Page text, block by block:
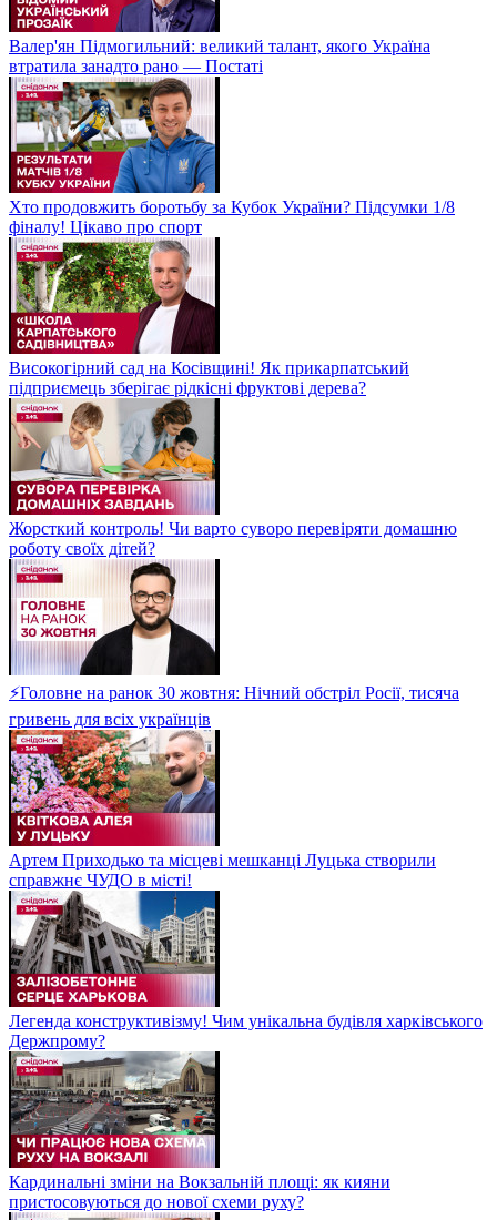
Валер'ян Підмогильний: великий талант, якого Україна
втратила занадто рано — Постаті
Хто продовжить боротьбу за Кубок України? Підсумки 1/8
фіналу! Цікаво про спорт
Високогірний сад на Косівщині! Як прикарпатський
підприємець зберігає рідкісні фруктові дерева?
Жорсткий контроль! Чи варто суворо перевіряти домашню
роботу своїх дітей?
⚡Головне на ранок 30 жовтня: Нічний обстріл Росії, тисяча
гривень для всіх українців
Артем Приходько та місцеві мешканці Луцька створили
справжнє ЧУДО в місті!
Легенда конструктивізму! Чим унікальна будівля харківського
Держпрому?
Кардинальні зміни на Вокзальній площі: як кияни
пристосовуються до нової схеми руху?